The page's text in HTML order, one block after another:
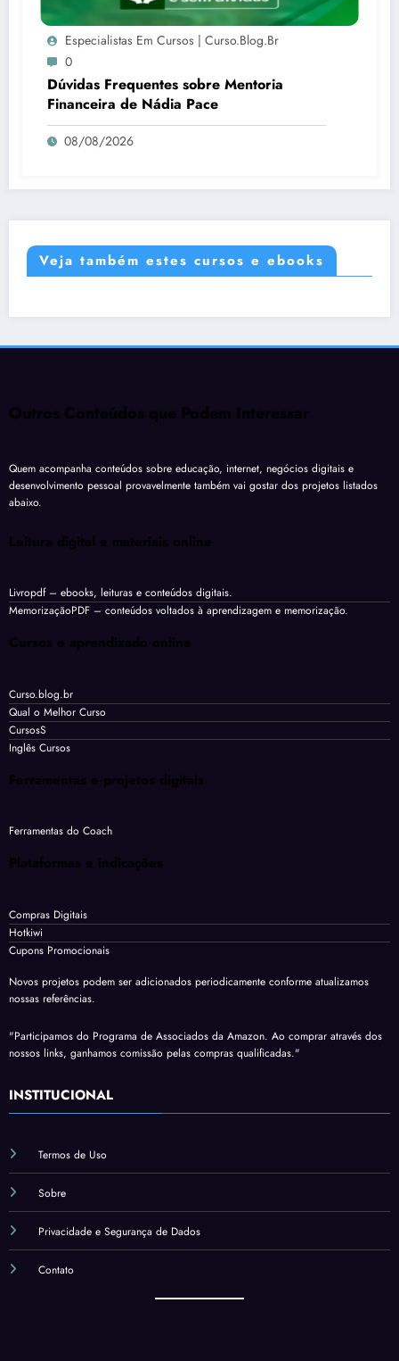
Especialistas Em Cursos | Curso.blog.br
0
Dúvidas Frequentes sobre Mentoria
Financeira de Nádia Pace
08/08/2026
Veja também estes cursos e ebooks
Outros Conteúdos que Podem Interessar
Quem acompanha conteúdos sobre educação, internet, negócios digitais e
desenvolvimento pessoal provavelmente também vai gostar dos projetos listados
abaixo.
Leitura digital e materiais online
Livropdf– ebooks, leituras e conteúdos digitais.
MemorizaçãoPDF – conteúdos voltados à aprendizagem e memorização.
Cursos e aprendizado online
Curso.blog.br
Qual o Melhor Curso
CursosS
Inglês Cursos
Ferramentas e projetos digitais
Ferramentas do Coach
Plataformas e indicações
Compras Digitais
Hotkiwi
Cupons Promocionais
Novos projetos podem ser adicionados periodicamente conforme atualizamos
nossas referências.
"Participamos do Programa de Associados da Amazon. Ao comprar através dos
nossos links, ganhamos comissão pelas compras qualificadas."
INSTITUCIONAL
Termos de Uso
Sobre
Privacidade e Segurança de Dados
Contato